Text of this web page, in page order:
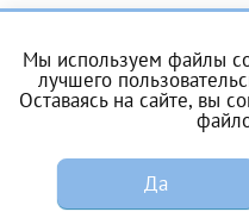
Вконтакте Одноклассники
Комендантский проспект, 53/
Мы используем файлы
лучшего
Оставаясь на сайте, вы
Да
ЗАПИСЬ